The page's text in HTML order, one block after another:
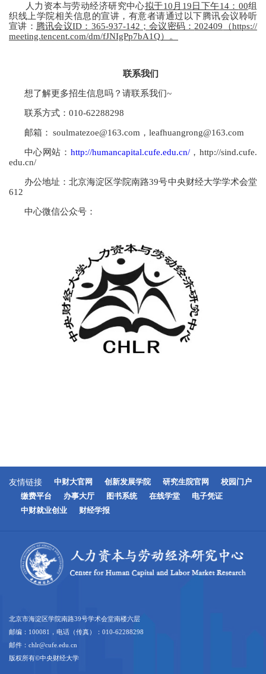
人力资本与劳动经济研究中心拟于10 月 19 日下午14： 00组
织线上学院相关信息的宣讲，有意者请通过以下腾讯会议聆听
宣讲： 腾讯会议ID ： 365-937-142 ；会议密码： 202409 （https://
meeting.tencent.com/dm/fJNIgPp7bA1Q）。
联系我们
想了解更多招生信息吗？请联系我们~
联系方式： 010-62288298
邮箱： soulmatezoe@163.com ， leafhuangrong@163.com
中心网站： http://humancapital.cufe.edu.cn/，http://sind.cufe.
edu.cn/
办公地址：北京海淀区学院南路39号中央财经大学学术会堂
612
中心微信公众号：
友情链接 中财大官网 创新发展学院 研究生院官网
校园门户
缴费平台
办事大厅 图书系统 在线学堂
电子凭证
中财就业创业
财经学报
北京市海淀区学院南路39号学术会堂南楼六层
邮编：100081，电话（传真）：010-62288298
邮件：chlr@cufe.edu.cn
版权所有©中央财经大学